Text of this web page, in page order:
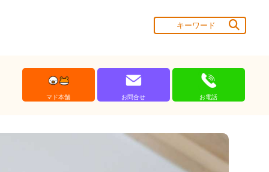
マド本舗 お問合せ お電話